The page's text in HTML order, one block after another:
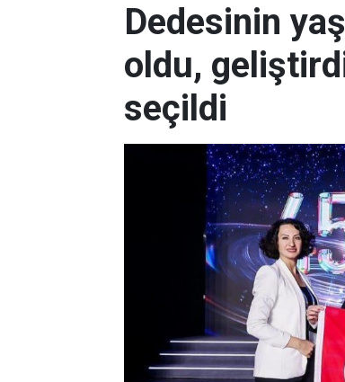
Dedesinin
oldu,
seçildi